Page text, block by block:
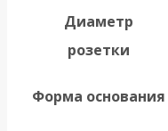
Диаметр
розетки
Форма основания